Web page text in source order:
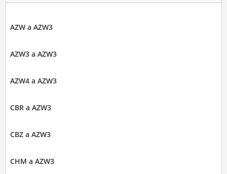
AZW a AZW3
AZW3 a AZW3
AZW4 a AZW3
CBR a AZW3
CBZ a AZW3
CHM a AZW3